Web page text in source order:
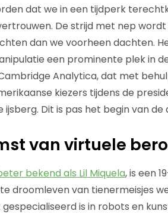
dat we in een tijdperk
De strijd met nep
dan we voorheen dachten.
een prominente plek in
Analytica, dat met
kiezers tijdens de
ijsberg. Dit is pas het begin van
van virtuele
bekend als Lil Miquela, is een
droomleven van tienermeisjes
gespecialiseerd is in robots en